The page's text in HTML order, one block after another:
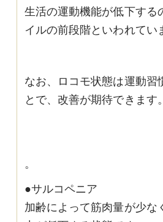
生活の運動機能が低下する
イルの前段階といわれてい
なお、ロコモ状態は運動習
とで、改善が期待できます。
。
●サルコペニア
加齢によって筋肉量が少な